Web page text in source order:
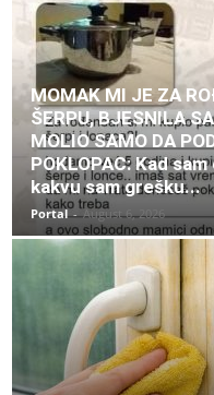
MOMAK MI JE ZA
ŠERPU, BJESNILA
MOLIO SAMO DA
POKLOPAC: Kad
kakvu sam grešku...
Portal - August 6, 2026